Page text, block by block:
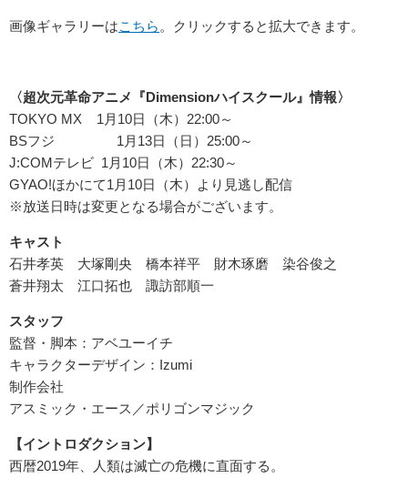
画像ギャラリーはこちら 。クリックすると拡大できます。
〈超次元革命アニメ『Dimensionハイスクール』情報〉
TOKYO MX 1月10日（木）22:00～
BSフジ 1月13日（日）25:00～
J:COMテレビ 1月10日（木）22:30～
GYAO!ほかにて1月10日（木）より見逃し配信
※放送日時は変更となる場合がございます。
キャスト
石井孝英 大塚剛央 橋本祥平 財木琢磨 染谷俊之
蒼井翔太 江口拓也 諏訪部順一
スタッフ
監督・脚本：アベユーイチ
キャラクターデザイン：Izumi
制作会社
アスミック・エース／ポリゴンマジック
【イントロダクション】
西暦2019年、人類は滅亡の危機に直面する。